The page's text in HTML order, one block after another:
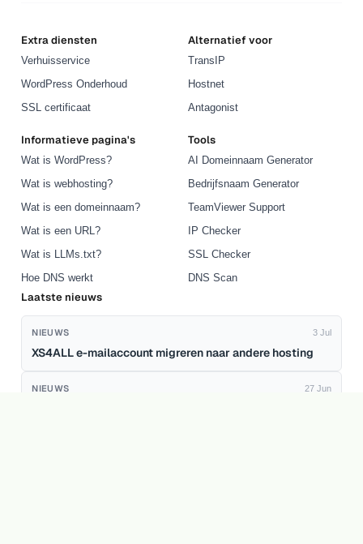
Extra diensten
Verhuisservice
WordPress Onderhoud
SSL certificaat
Alternatief voor
TransIP
Hostnet
Antagonist
Informatieve pagina's
Wat is WordPress?
Wat is webhosting?
Wat is een domeinnaam?
Wat is een URL?
Wat is LLMs.txt?
Hoe DNS werkt
Tools
AI Domeinnaam Generator
Bedrijfsnaam Generator
TeamViewer Support
IP Checker
SSL Checker
DNS Scan
Laatste nieuws
NIEUWS 3 Jul
XS4ALL e-mailaccount migreren naar andere hosting
NIEUWS 27 Jun